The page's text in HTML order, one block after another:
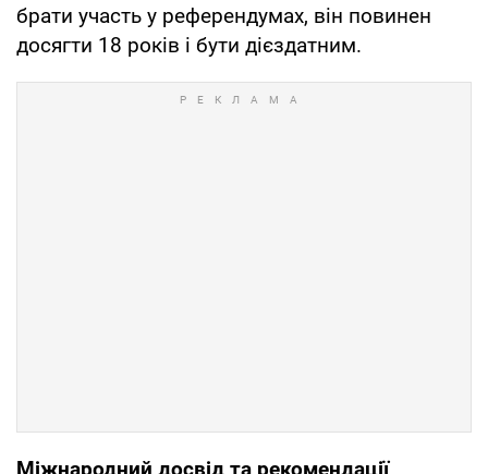
брати участь у референдумах, він повинен
досягти 18 років і бути дієздатним.
Міжнародний досвід та рекомендації